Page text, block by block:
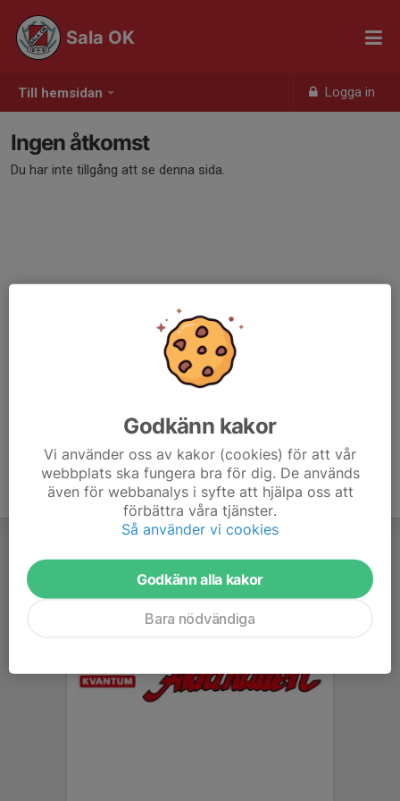
Till hemsidan Logga in
Sala OK
Ingen åtkomst
Du har inte tillgång att se denna sida.
Godkänn kakor
Vi använder oss av kakor (cookies) för att vår
webbplats ska fungera bra för dig. De används
även för webbanalys i syfte att hjälpa oss att
förbättra våra tjänster.
Så använder vi cookies
Godkänn alla kakor
Bara nödvändiga